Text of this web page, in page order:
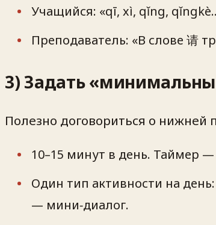
Учащийся: «qī, xì, qǐng,
Преподаватель: «В слове 请
3) Задать
Полезно договориться о нижней
10–15 минут в день. Таймер
Один тип активности на
— мини‑диалог.